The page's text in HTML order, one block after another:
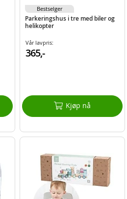
Parkeringshus i tre med biler og
helikopter
Vår lavpris:
365,-
Kjøp nå
Bestselger